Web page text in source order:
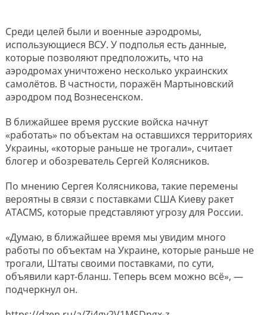
Среди целей были и военные аэродромы,
использующиеся ВСУ. У подполья есть данные,
которые позволяют предположить, что на
аэродромах уничтожено несколько украинских
самолётов. В частности, поражён Мартыновский
аэродром под Вознесенском.
В ближайшее время русские войска начнут
«работать» по объектам на оставшихся территориях
Украины, «которые раньше не трогали», считает
блогер и обозреватель Сергей Колясников.
По мнению Сергея Колясникова, такие перемены
вероятны в связи с поставками США Киеву ракет
ATACMS, которые представляют угрозу для России.
«Думаю, в ближайшее время мы увидим много
работы по объектам на Украине, которые раньше не
трогали, Штаты своими поставками, по сути,
объявили карт-бланш. Теперь всем можно всё», —
подчеркнул он.